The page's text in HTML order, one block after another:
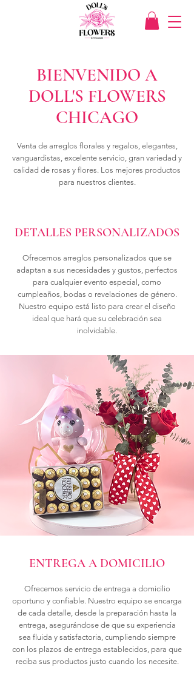
BIENVENIDO A
DOLL'S FLOWERS
CHICAGO
Venta de arreglos florales y regalos, elegantes,
vanguardistas, excelente servicio, gran variedad y
calidad de rosas y flores. Los mejores productos
para nuestros clientes.
DETALLES PERSONALIZADOS
Ofrecemos arreglos personalizados que se
adaptan a sus necesidades y gustos, perfectos
para cualquier evento especial, como
cumpleaños, bodas o revelaciones de género.
Nuestro equipo está listo para crear el diseño
ideal que hará que su celebración sea
inolvidable.
ENTREGA A DOMICILIO
Ofrecemos servicio de entrega a domicilio
oportuno y confiable. Nuestro equipo se encarga
de cada detalle, desde la preparación hasta la
entrega, asegurándose de que su experiencia
sea fluida y satisfactoria, cumpliendo siempre
con los plazos de entrega establecidos, para que
reciba sus productos justo cuando los necesite.